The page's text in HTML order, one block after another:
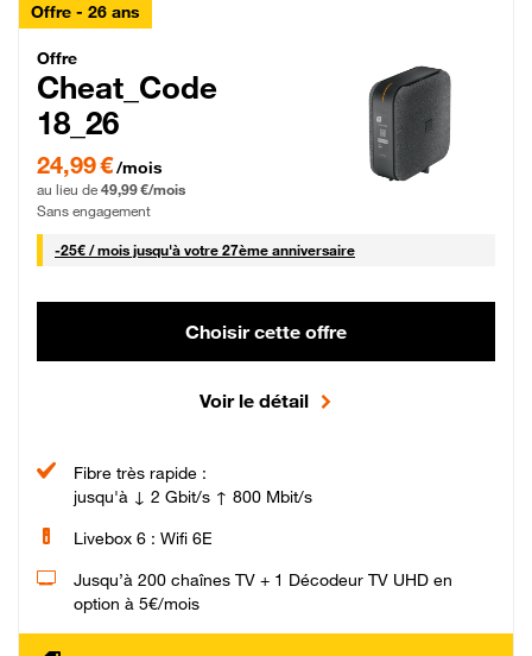
Offre - 26 ans
Cheat_Code Fibre_18_26
Offre
Cheat_Code
18_26
24,99 € par mois pendant 0 mois puis 49,99 € par mois, Sans engagement
24,99 €/mois
au lieu de 49,99 €/mois
Sans engagement
-25€ / mois25 € par mois
jusqu'à votre 27ème anniversaire
Choisir cette offre
Voir le détail
Fibre très rapide :
jusqu'à ↓ 2 Gbit/s ↑ 800 Mbit/s
Livebox 6 : Wifi 6E
Jusqu’à 200 chaînes TV + 1 Décodeur TV UHD en
option à 5€/mois